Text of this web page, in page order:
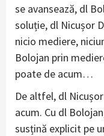
se avansează, dl
soluție, dl Nicușor
nicio mediere,
Bolojan prin
poate de acum…
De altfel, dl
acum. Cu dl
susțină explicit pe